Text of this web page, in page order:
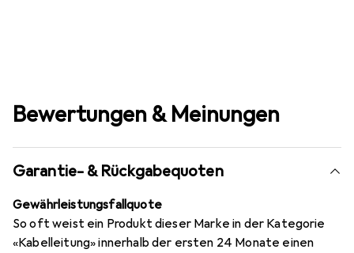
Bewertungen & Meinungen
Garantie- & Rückgabequoten
Gewährleistungsfallquote
So oft weist ein Produkt dieser Marke in der Kategorie
«Kabelleitung» innerhalb der ersten 24 Monate einen